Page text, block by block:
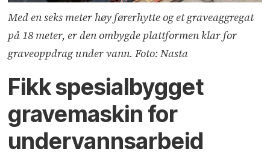
Med en seks meter høy førerhytte og et graveaggregat
på 18 meter, er den ombygde plattformen klar for
graveoppdrag under vann. Foto: Nasta
Fikk spesialbygget
gravemaskin for
undervannsarbeid